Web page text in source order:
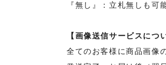
『無し』：立札無しも可
【画像送信サービスにつ
全てのお客様に商品画像